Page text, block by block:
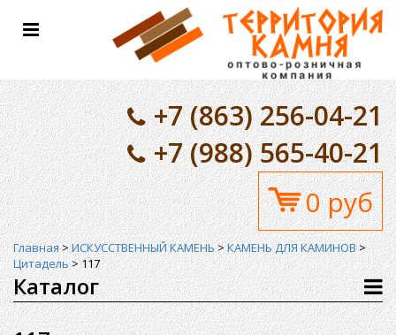
Toggle
+7 (863) 256-04-21
+7 (988) 565-40-21
0 руб
Главная>ИСКУССТВЕННЫЙ КАМЕНЬ>КАМЕНЬ ДЛЯ КАМИНОВ>
Цитадель>117
Каталог